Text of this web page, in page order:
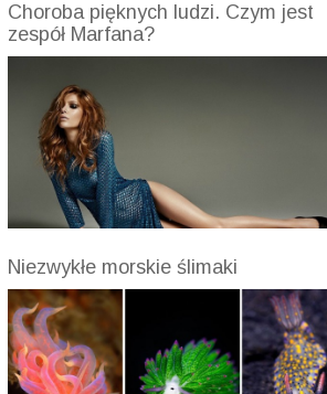
Choroba pięknych ludzi. Czym jest
zespół Marfana?
Niezwykłe morskie ślimaki